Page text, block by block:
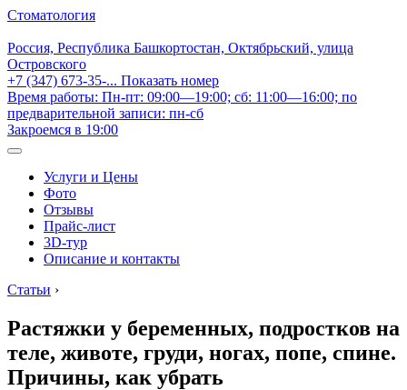
Стоматология
Россия, Республика Башкортостан, Октябрьский, улица
Островского
+7 (347) 673-35-... Показать номер
Время работы: Пн-пт: 09:00—19:00; сб: 11:00—16:00; по
предварительной записи: пн-сб
Закроемся в 19:00
Услуги и Цены
Фото
Отзывы
Прайс-лист
3D-тур
Описание и контакты
Статьи ›
Растяжки у беременных, подростков на
теле, животе, груди, ногах, попе, спине.
Причины, как убрать